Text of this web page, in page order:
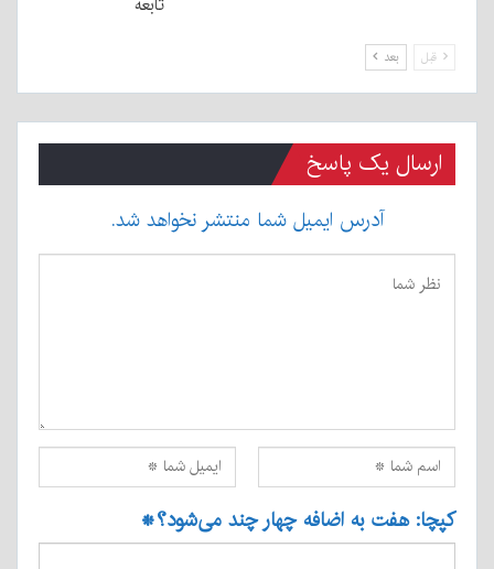
قبل بعد
ارسال یک پاسخ
آدرس ایمیل شما منتشر نخواهد شد.
کپچا: هفت به اضافه چهار چند می‌شود؟*